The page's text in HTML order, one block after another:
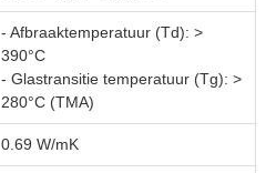
- Afbraaktemperatuur (Td): >
390°C
- Glastransitie temperatuur (Tg): >
280°C (TMA)
0.69 W/mK